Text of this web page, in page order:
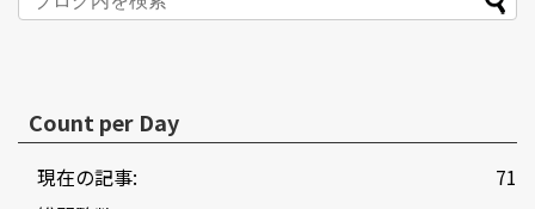
Count per Day
71
現在の記事: